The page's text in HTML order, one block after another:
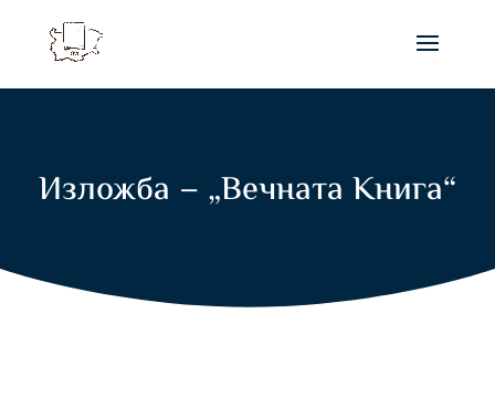
Изложба – „Вечната Книга“